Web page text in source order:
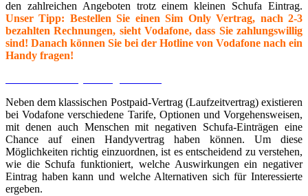
den zahlreichen Angeboten trotz einem kleinen Schufa Eintrag.
Unser Tipp: Bestellen Sie einen Sim Only Vertrag, nach 2-3
bezahlten Rechnungen, sieht Vodafone, dass Sie zahlungswillig
sind! Danach können Sie bei der Hotline von Vodafone nach ein
Handy fragen!
Neben dem klassischen Postpaid-Vertrag (Laufzeitvertrag) existieren
bei Vodafone verschiedene Tarife, Optionen und Vorgehensweisen,
mit denen auch Menschen mit negativen Schufa-Einträgen eine
Chance auf einen Handyvertrag haben können. Um diese
Möglichkeiten richtig einzuordnen, ist es entscheidend zu verstehen,
wie die Schufa funktioniert, welche Auswirkungen ein negativer
Eintrag haben kann und welche Alternativen sich für Interessierte
ergeben.